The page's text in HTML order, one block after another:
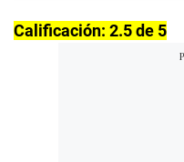
Calificación: 2.5 de 5